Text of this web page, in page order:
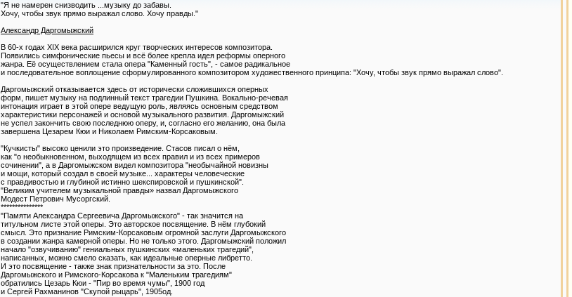
"Я не намерен снизводить ...музыку до забавы.
Хочу, чтобы звук прямо выражал слово. Хочу правды."
Александр Даргомыжский
В 60-х годах XIX века расширился круг творческих интересов композитора.
Появились симфонические пьесы и всё более крепла идея реформы оперного
жанра. Её осуществлением стала опера "Каменный гость", - самое радикальное
и последовательное воплощение сформулированного композитором художественного принципа: "Хочу, чтобы звук прямо выражал слово".
Даргомыжский отказывается здесь от исторически сложившихся оперных
форм, пишет музыку на подлинный текст трагедии Пушкина. Вокально-речевая
интонация играет в этой опере ведущую роль, являясь основным средством
характеристики персонажей и основой музыкального развития. Даргомыжский
не успел закончить свою последнюю оперу, и, согласно его желанию, она была
завершена Цезарем Кюи и Николаем Римским-Корсаковым.
"Кучкисты" высоко ценили это произведение. Стасов писал о нём,
как "о необыкновенном, выходящем из всех правил и из всех примеров
сочинении", а в Даргомыжском видел композитора "необычайной новизны
и мощи, который создал в своей музыке... характеры человеческие
с правдивостью и глубиной истинно шекспировской и пушкинской".
"Великим учителем музыкальной правды» назвал Даргомыжского
Модест Петрович Мусоргский.
***************
"Памяти Александра Сергеевича Даргомыжского" - так значится на
титульном листе этой оперы. Это авторское посвящение. В нём глубокий
смысл. Это признание Римским-Корсаковым огромной заслуги Даргомыжского
в создании жанра камерной оперы. Но не только этого. Даргомыжский положил
начало "озвучиванию" гениальных пушкинских «маленьких трагедий",
написанных, можно смело сказать, как идеальные оперные либретто.
И это посвящение - также знак признательности за это. После
Даргомыжского и Римского-Корсакова к "Маленьким трагедиям"
обратились Цезарь Кюи - "Пир во время чумы", 1900 год
и Сергей Рахманинов "Скупой рыцарь", 1905од.